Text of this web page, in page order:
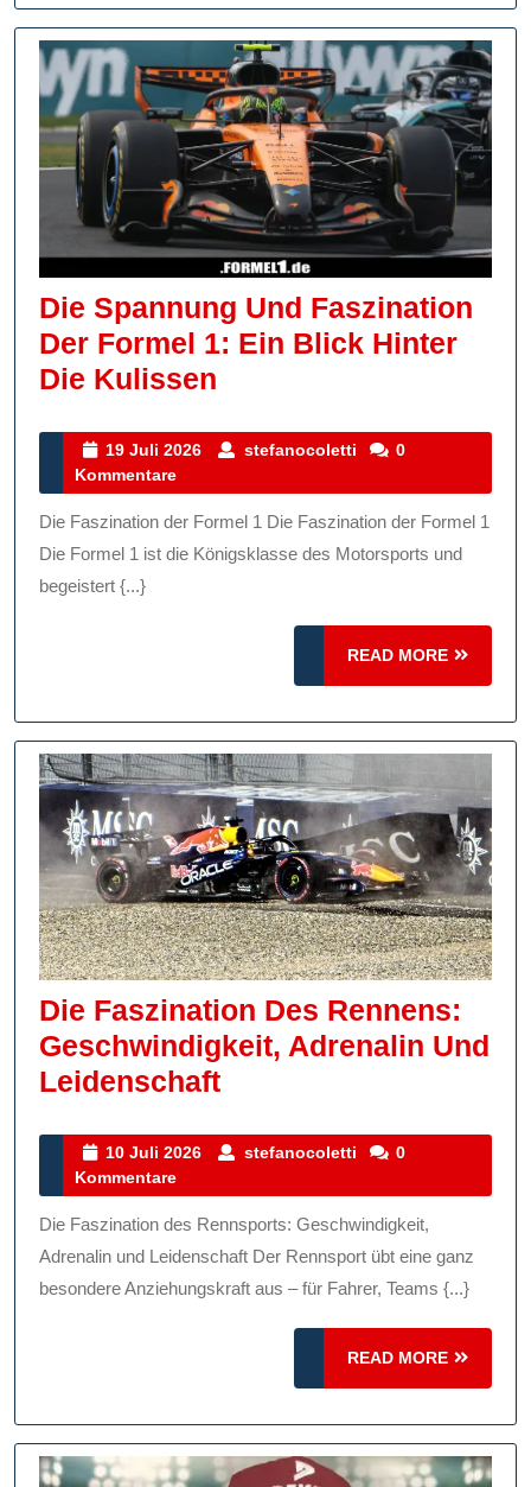
Die Spannung Und Faszination
Der Formel 1: Ein Blick Hinter
Die Kulissen
Und
Der
Formel
Die
Kulissen
19 Juli 2026
19
2026
stefanocoletti stefanocoletti
0
Kommentare
Die Faszination der Formel 1 Die Faszination der Formel 1
Die Formel 1 ist die Königsklasse des Motorsports und
begeistert {...}
READ MORE
READ
MORE
Die Faszination Des Rennens:
Geschwindigkeit, Adrenalin Und
LeidenschaftDie
Des
Geschwindigkeit,
Adrenalin
Und
Leidenschaft
10 Juli 2026
10
2026
stefanocoletti stefanocoletti
0
Kommentare
Die Faszination des Rennsports: Geschwindigkeit,
Adrenalin und Leidenschaft Der Rennsport übt eine ganz
besondere Anziehungskraft aus – für Fahrer, Teams {...}
READ MORE
READ
MORE